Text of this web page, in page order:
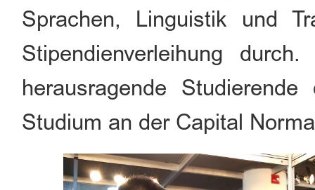
Sprachen, Linguistik und
Stipendienverleihung
herausragende
Studium an der Capital